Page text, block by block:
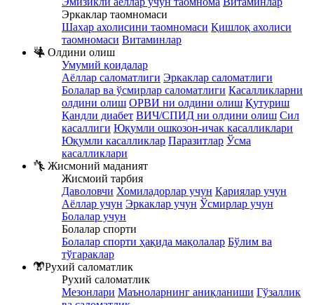
Эркаклар таомномаси
Шахар ахолисини таомномаси Қишлоқ ахолиси
таомномаси Витаминлар
Олдини олиш
Умумий қоидалар
Аёллар саломатлиги Эркаклар саломатлиги
Болалар ва ўсмирлар саломатлиги Касалликларни
олдини олиш ОРВИ ни олдини олиш Қутуриш
Қандли диабет ВИЧ/СПИД ни олдини олиш Сил
касаллиги Юқумли ошкозон-ичак касалликлари
Юқумли касалликлар Паразитлар Ўсма
касалликлари
Жисмоний маданият
Жисмоий тарбия
Даволовчи Хомиладорлар учун Қариялар учун
Аёллар учун Эркаклар учун Ўсмирлар учун
Болалар учун
Болалар спорти
Болалар спорти ҳақида мақолалар Бўлим ва
тўгараклар
Рухий саломатлик
Рухий саломатлик
Мезонлари Маъноларнинг аниқланиши Гўзаллик